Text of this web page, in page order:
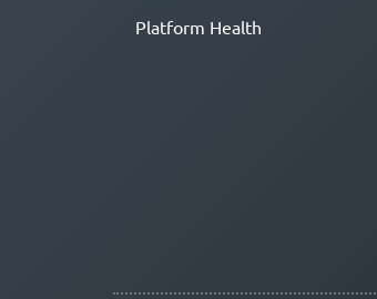
Platform Health